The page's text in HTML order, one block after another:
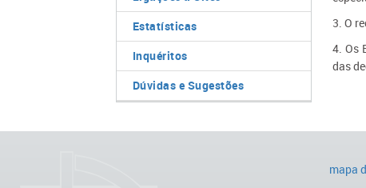
Estatísticas
Inquéritos
Dúvidas e Sugestões
3. O
4. Os
das
mapa